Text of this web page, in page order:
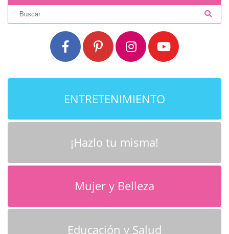
ENTRETENIMIENTO
¡Hazlo tu misma!
Mujer y Belleza
Educación y Salud